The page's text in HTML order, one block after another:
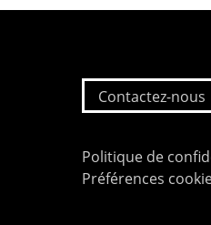
Contactez-nous
Politique de
Préférences